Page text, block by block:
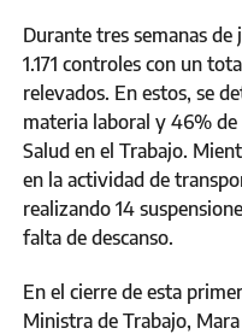
Durante tres semanas
1.171 controles con un
relevados. En estos, se
materia laboral y 46%
Salud en el Trabajo.
en la actividad de
realizando 14
falta de descanso.
En el cierre de esta
Ministra de Trabajo,